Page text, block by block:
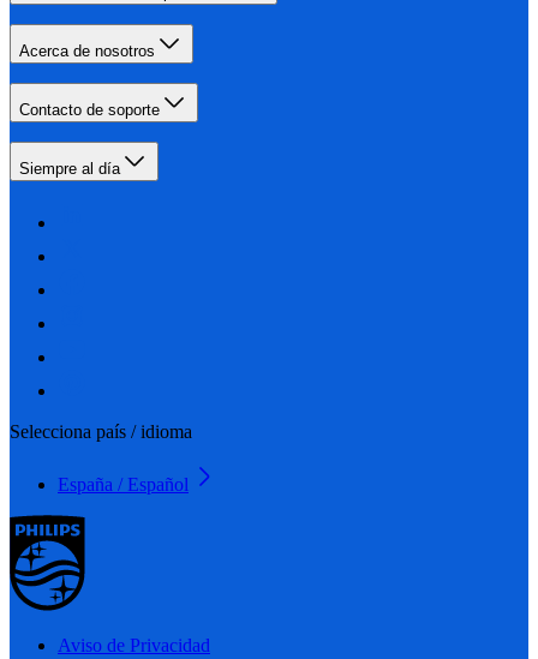
Acerca de nosotros
Contacto de soporte
Siempre al día
Selecciona país / idioma
España / Español
Aviso de Privacidad